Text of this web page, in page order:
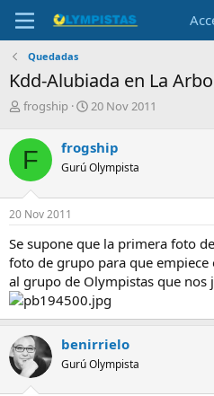
Quedadas
Kdd-Alubiada en La
I
i
c
i
a
d
o
d
e
l
t
e
m
a
frogship
F
h
a
e
i
c
i
o
20 Nov 2011
F frogship
Gurú Olympista
20 Nov 2011
Se supone que la primera foto
foto de grupo para que
al grupo de Olympistas que nos
benirrielo
Gurú Olympista